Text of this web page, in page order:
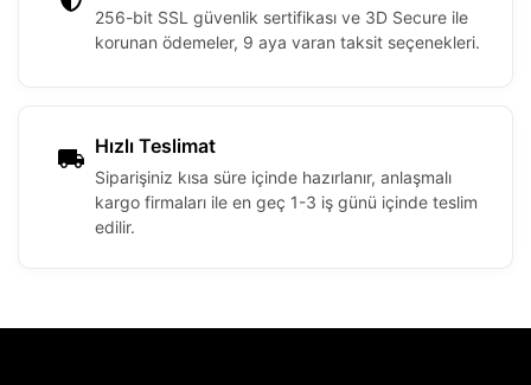
256-bit SSL güvenlik sertifikası ve 3D Secure ile
korunan ödemeler, 9 aya varan taksit seçenekleri.
Hızlı Teslimat
Siparişiniz kısa süre içinde hazırlanır, anlaşmalı
kargo firmaları ile en geç 1-3 iş günü içinde teslim
edilir.